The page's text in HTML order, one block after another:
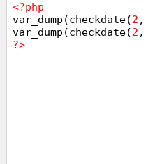
<?php
var_dump(checkdate(2 ,
var_dump(checkdate(2 ,
?>